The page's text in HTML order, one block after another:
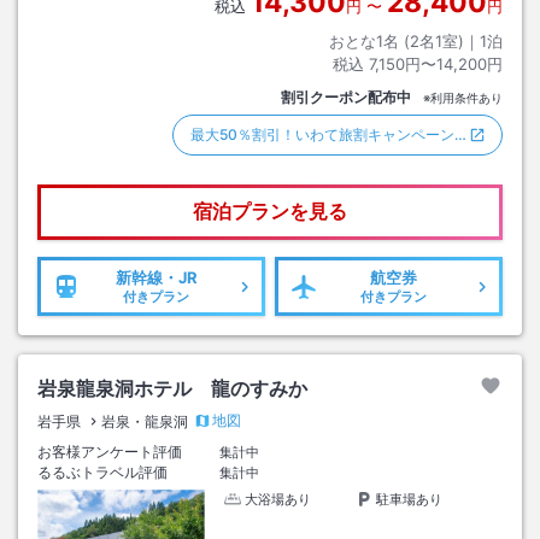
税込 円 〜
円
おとな1名 (2名1室)｜ 1泊
税込 7,150円〜14,200円
割引クーポン配布中 ※利用条件あり
最大50％割引！いわて旅割キャンペーン…
宿泊プランを見る
新幹線・JR
付きプラン
航空券
付きプラン
岩泉龍泉洞ホテル 龍のすみか
岩手県 岩泉・龍泉洞
地図
お客様アンケート評価
集計中
るるぶトラベル評価
集計中
大浴場あり
駐車場あり